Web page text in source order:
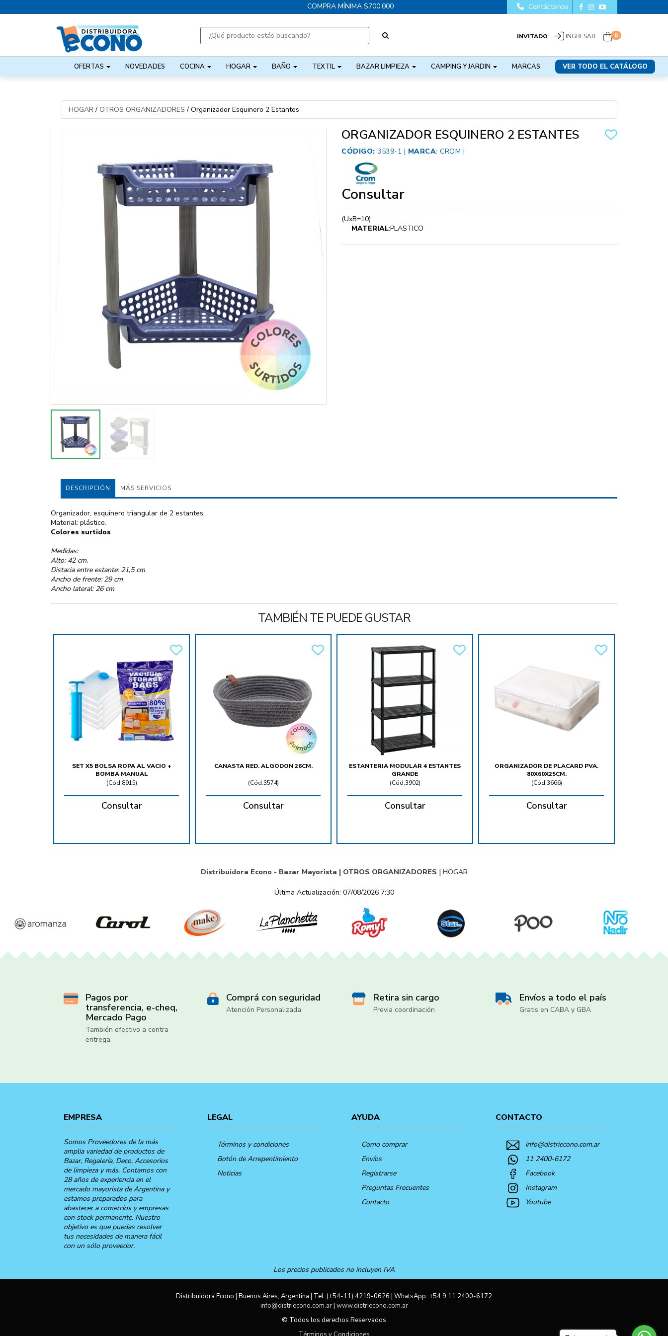
COMPRA MÍNIMA $700.000
INVITADO INGRESAR 0
OFERTAS NOVEDADES COCINA HOGAR BAÑO TEXTIL BAZAR LIMPIEZA CAMPING Y JARDIN MARCAS VER TODO EL CATÁLOGO
Contáctenos
HOGAR/ OTROS ORGANIZADORES / Organizador Esquinero 2 Estantes
ORGANIZADOR ESQUINERO 2 ESTANTES
CÓDIGO: 3539-1 | MARCA: CROM |
Consultar
(UxB=10)
MATERIAL:PLASTICO
DESCRIPCIÓN MÁS SERVICIOS
Organizador, esquinero triangular de 2 estantes.
Material: plástico.
Colores surtidos
Medidas:
Alto: 42 cm.
Distacia entre estante: 21,5 cm
Ancho de frente: 29 cm
Ancho lateral: 26 cm
TAMBIÉN TE PUEDE GUSTAR
SET X5 BOLSA ROPA AL VACIO +
BOMBA MANUAL
(Cód.8915)
Consultar
CANASTA RED. ALGODON 26CM.
(Cód.3574)
Consultar
ESTANTERIA MODULAR 4 ESTANTES
GRANDE
(Cód.3902)
Consultar
ORGANIZADOR DE PLACARD PVA.
80X60X25CM.
(Cód.3666)
Consultar
Distribuidora Econo - Bazar Mayorista | OTROS ORGANIZADORES | HOGAR
Última Actualización: 07/08/2026 7:30
Pagos por
transferencia, e-cheq,
Mercado Pago
También efectivo a contra
entrega
Comprá con seguridad
Atención Personalizada
Retira sin cargo
Previa coordinación
Envíos a todo el país
Gratis en CABA y GBA
EMPRESA
Somos Proveedores de la más
amplia variedad de productos de
Bazar, Regalería, Deco, Accesorios
de limpieza y más. Contamos con
28 años de experiencia en el
mercado mayorista de Argentina y
estamos preparados para
abastecer a comercios y empresas
con stock permanente. Nuestro
objetivo es que puedas resolver
tus necesidades de manera fácil
con un sólo proveedor.
LEGAL
Términos y condiciones
Botón de Arrepentimiento
Noticias
AYUDA
Como comprar
Envíos
Registrarse
Preguntas Frecuentes
Contacto
CONTACTO
info@distriecono.com.ar
11 2400-6172
Facebook
Instagram
Youtube
Los precios publicados no incluyen IVA
Distribuidora Econo | Buenos Aires, Argentina | Tel: (+54-11) 4219-0626 | WhatsApp: +54 9 11 2400-6172
info@distriecono.com.ar| www.distriecono.com.ar
© Todos los derechos Reservados